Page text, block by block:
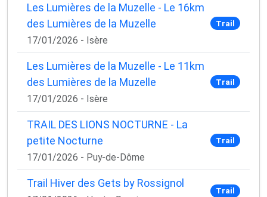
Les Lumières de la Muzelle - Le 16km
des Lumières de la Muzelle
17/01/2026 - Isère
Trail
Les Lumières de la Muzelle - Le 11km
des Lumières de la Muzelle
17/01/2026 - Isère
Trail
TRAIL DES LIONS NOCTURNE - La
petite Nocturne
17/01/2026 - Puy-de-Dôme
Trail
Trail Hiver des Gets by Rossignol
Trail